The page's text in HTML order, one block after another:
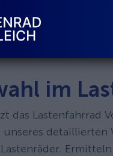
im
das Lastenfahrrad
unseres